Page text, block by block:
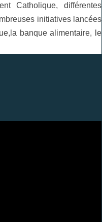
Catholique, différentes
initiatives lancées
banque alimentaire, le